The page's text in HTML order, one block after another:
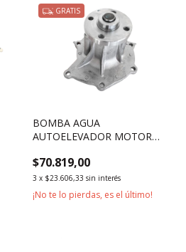
GRATIS
BOMBA AGUA
AUTOELEVADOR MOTOR
Y 8
$70.819,00
3 x $23.606,33 sin interés
¡No te lo pierdas, es el último!